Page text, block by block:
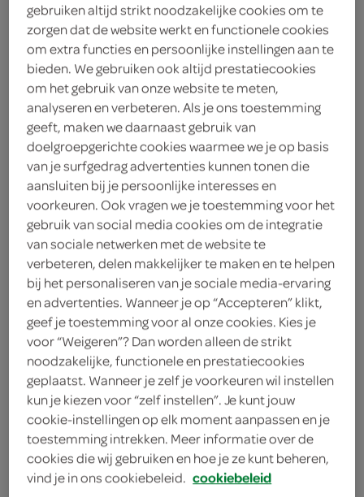
Wijko satésaus
Wijko
2.
45
250 Gram
Let op: aanbiedingen zijn niet zichtbaar bij de
producten, maar worden wél automatisch
verwerkt in de winkelmand.
gebruik nu de handige geconcentreerde satésaus van
Wijko terwijl je nog steeds blijft genieten van onze
heerlijke eigen smaak
met vers geroosterd pinda's
voeg alleen water toe
lekker voor bij de BBQ, frites, Oosterse
gerechten of gewoon om in te dippen
gebruiken altijd strikt noodzakelijke cookies om te
zorgen dat de website werkt en functionele cookies
om extra functies en persoonlijke instellingen aan te
bieden. We gebruiken ook altijd prestatiecookies
om het gebruik van onze website te meten,
analyseren en verbeteren. Als je ons toestemming
geeft, maken we daarnaast gebruik van
doelgroepgerichte cookies waarmee we je op basis
van je surfgedrag advertenties kunnen tonen die
aansluiten bij je persoonlijke interesses en
voorkeuren. Ook vragen we je toestemming voor het
gebruik van social media cookies om de integratie
van sociale netwerken met de website te
verbeteren, delen makkelijker te maken en te helpen
bij het personaliseren van je sociale media-ervaring
en advertenties. Wanneer je op “Accepteren” klikt,
geef je toestemming voor al onze cookies. Kies je
voor “Weigeren”? Dan worden alleen de strikt
noodzakelijke, functionele en prestatiecookies
geplaatst. Wanneer je zelf je voorkeuren wil instellen
kun je kiezen voor “zelf instellen”. Je kunt jouw
cookie-instellingen op elk moment aanpassen en je
toestemming intrekken. Meer informatie over de
cookies die wij gebruiken en hoe je ze kunt beheren,
vind je in ons cookiebeleid. cookiebeleid